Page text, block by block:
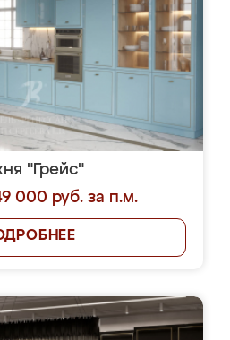
"Грейс"
000 руб. за п.м.